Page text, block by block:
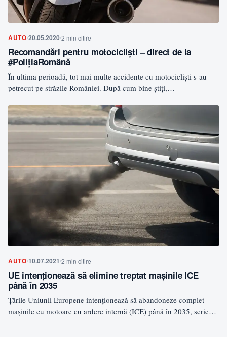
AUTO 20.05.20202 min citire
Recomandări pentru motocicliști – direct de la
#PolițiaRomână
În ultima perioadă, tot mai multe accidente cu motocicliști s-au
petrecut pe străzile României. După cum bine știți,…
AUTO 10.07.2021 2 min citire
UE intenționează să elimine treptat mașinile ICE
până în 2035
Țările Uniunii Europene intenționează să abandoneze complet
mașinile cu motoare cu ardere internă (ICE) până în 2035, scrie…